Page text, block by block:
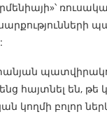
հայտնել են,
կողմի բոլոր